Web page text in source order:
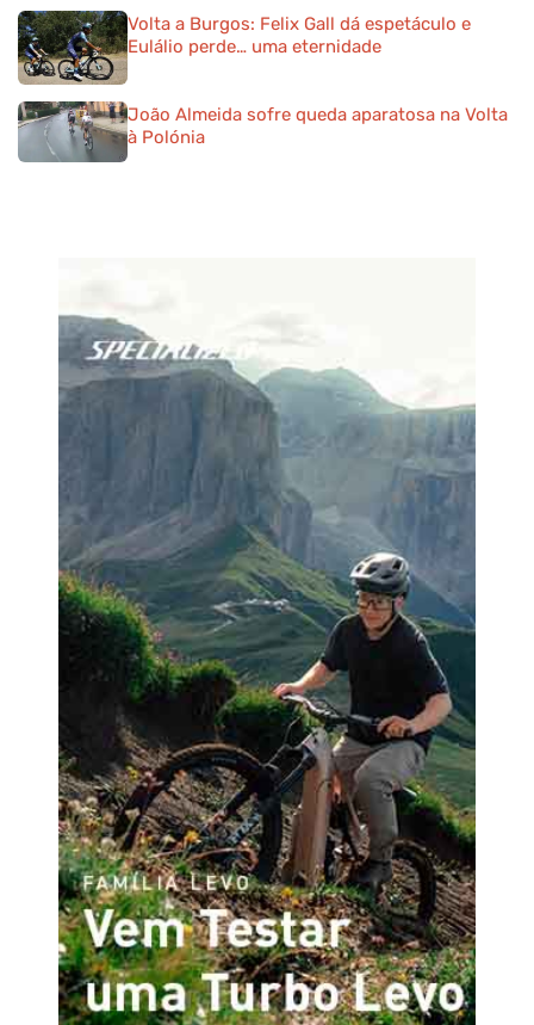
Volta a Burgos: Felix Gall dá espetáculo e
Eulálio perde… uma eternidade
João Almeida sofre queda aparatosa na Volta
à Polónia